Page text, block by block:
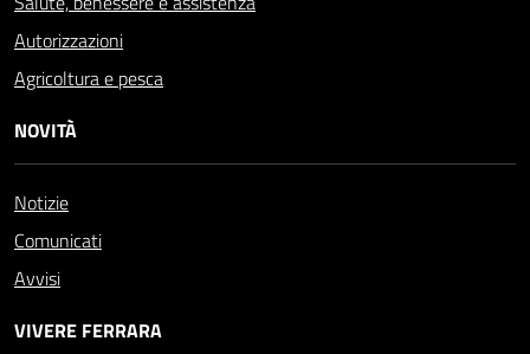
Autorizzazioni
Agricoltura e pesca
NOVITÀ
Notizie
Comunicati
Avvisi
VIVERE FERRARA